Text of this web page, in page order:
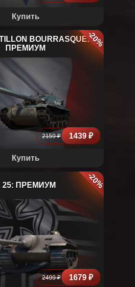
Купить
BOURRASQUE:
ПРЕМИУМ
-20%
CHÂTILLON BOURRASQUE
1439 ₽
2159 ₽
Купить
25: ПРЕМИУМ -20%
1679 ₽
2499 ₽